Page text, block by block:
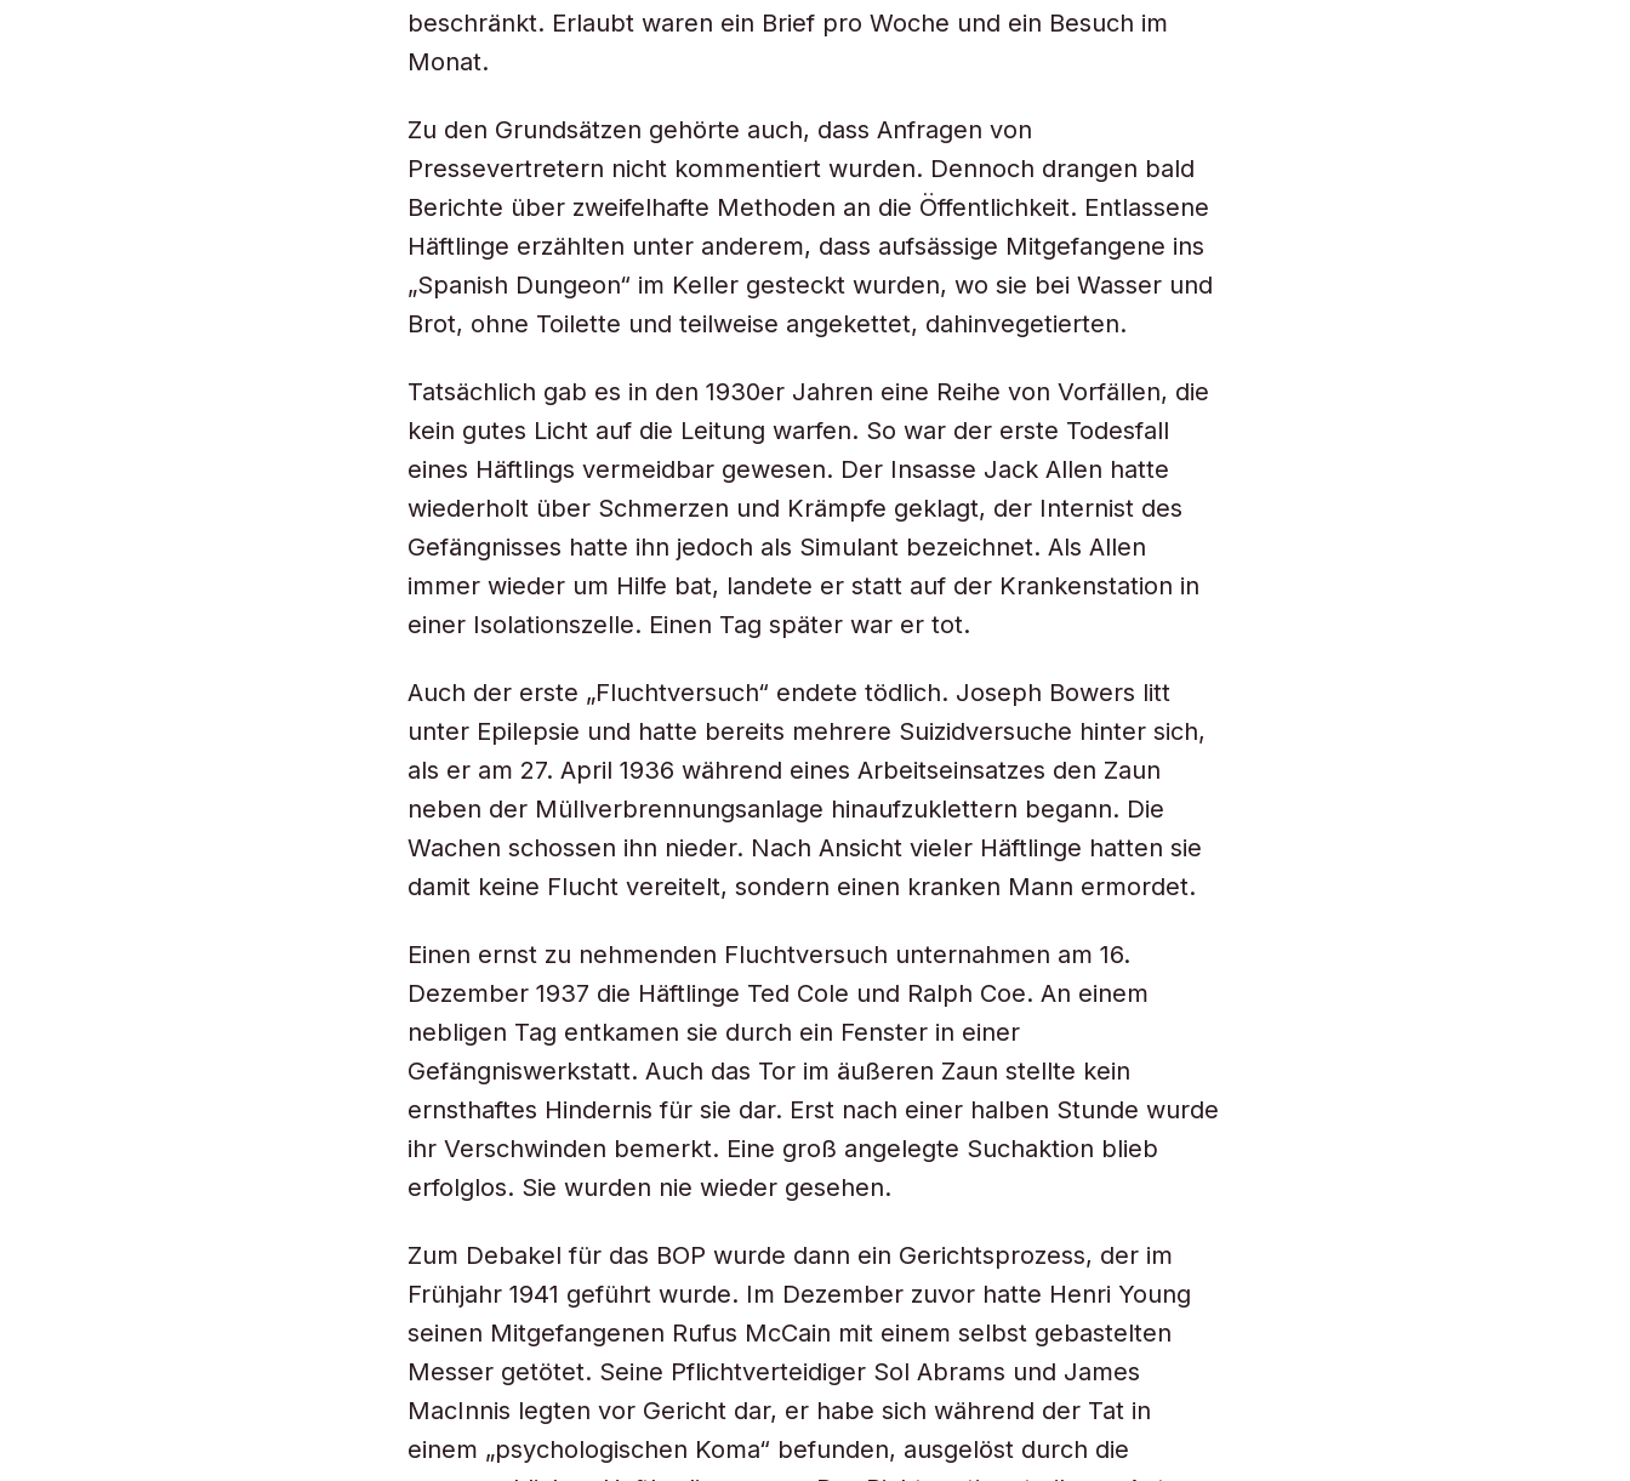
beschränkt. Erlaubt waren ein Brief pro Woche und ein Besuch im
Monat.
Zu den Grundsätzen gehörte auch, dass Anfragen von
Pressevertretern nicht kommentiert wurden. Dennoch drangen bald
Berichte über zweifelhafte Methoden an die Öffentlichkeit. Entlassene
Häftlinge erzählten unter anderem, dass aufsässige Mitgefangene ins
„Spanish Dungeon“ im Keller gesteckt wurden, wo sie bei Wasser und
Brot, ohne Toilette und teilweise angekettet, dahinvegetierten.
Tatsächlich gab es in den 1930er Jahren eine Reihe von Vorfällen, die
kein gutes Licht auf die Leitung warfen. So war der erste Todesfall
eines Häftlings vermeidbar gewesen. Der Insasse Jack Allen hatte
wiederholt über Schmerzen und Krämpfe geklagt, der Internist des
Gefängnisses hatte ihn jedoch als Simulant bezeichnet. Als Allen
immer wieder um Hilfe bat, landete er statt auf der Krankenstation in
einer Isolationszelle. Einen Tag später war er tot.
Auch der erste „Fluchtversuch“ endete tödlich. Joseph Bowers litt
unter Epilepsie und hatte bereits mehrere Suizidversuche hinter sich,
als er am 27. April 1936 während eines Arbeitseinsatzes den Zaun
neben der Müllverbrennungsanlage hinaufzuklettern begann. Die
Wachen schossen ihn nieder. Nach Ansicht vieler Häftlinge hatten sie
damit keine Flucht vereitelt, sondern einen kranken Mann ermordet.
Einen ernst zu nehmenden Fluchtversuch unternahmen am 16.
Dezember 1937 die Häftlinge Ted Cole und Ralph Coe. An einem
nebligen Tag entkamen sie durch ein Fenster in einer
Gefängniswerkstatt. Auch das Tor im äußeren Zaun stellte kein
ernsthaftes Hindernis für sie dar. Erst nach einer halben Stunde wurde
ihr Verschwinden bemerkt. Eine groß angelegte Suchaktion blieb
erfolglos. Sie wurden nie wieder gesehen.
Zum Debakel für das BOP wurde dann ein Gerichtsprozess, der im
Frühjahr 1941 geführt wurde. Im Dezember zuvor hatte Henri Young
seinen Mitgefangenen Rufus McCain mit einem selbst gebastelten
Messer getötet. Seine Pflichtverteidiger Sol Abrams und James
MacInnis legten vor Gericht dar, er habe sich während der Tat in
einem „psychologischen Koma“ befunden, ausgelöst durch die